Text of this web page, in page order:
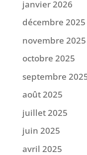
janvier 2026
décembre 2025
novembre 2025
octobre 2025
septembre
août 2025
juillet 2025
juin 2025
avril 2025